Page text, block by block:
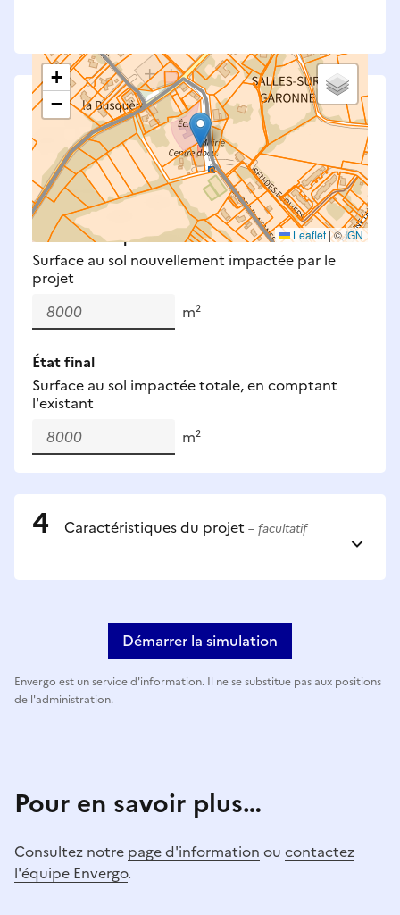
+
−
Leaflet|©IGN
Saisissez les surfaces aménagées par le projet
Surfaces à prendre en compte : bâti, voirie,
espaces verts, remblais et bassins — impacts
définitifs et temporaires (travaux).
Nouveaux impacts
Surface au sol nouvellement impactée par le
projet
m²
État final
Surface au sol impactée totale, en comptant
l'existant
m²
Caractéristiques du projet – facultatif
Démarrer la simulation
Envergo est un service d'information. Il ne se substitue pas aux positions
de l'administration.
Pour en savoir plus…
Consultez notre page d'information ou contactez
l'équipe Envergo.